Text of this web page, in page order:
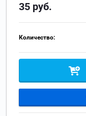
35 руб.
Количество: